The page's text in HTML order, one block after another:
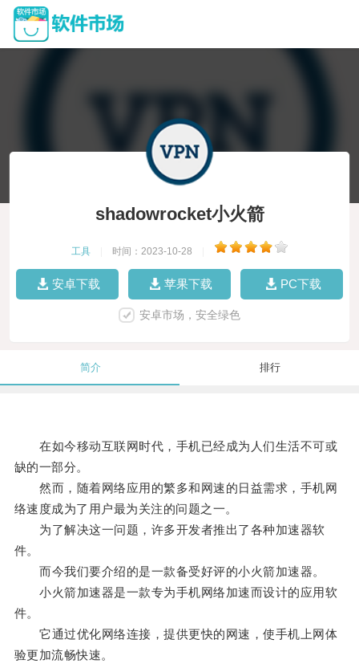
shadowrocket小火箭
工具 时间：2023-10-28
安卓下载 苹果下载 PC下载
安卓市场，安全绿色
简介 排行
在如今移动互联网时代，手机已经成为人们生活不可或
缺的一部分。
然而，随着网络应用的繁多和网速的日益需求，手机网
络速度成为了用户最为关注的问题之一。
为了解决这一问题，许多开发者推出了各种加速器软
件。
而今我们要介绍的是一款备受好评的小火箭加速器。
小火箭加速器是一款专为手机网络加速而设计的应用软
件。
它通过优化网络连接，提供更快的网速，使手机上网体
验更加流畅快速。